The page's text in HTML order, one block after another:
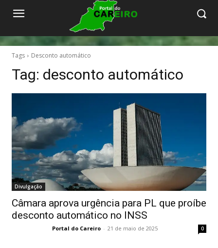
Tags Desconto automático
Tag: desconto automático
Divulgação
Câmara aprova urgência para PL que proíbe
desconto automático no INSS
Portal do Careiro - 21 de maio de 2025 0